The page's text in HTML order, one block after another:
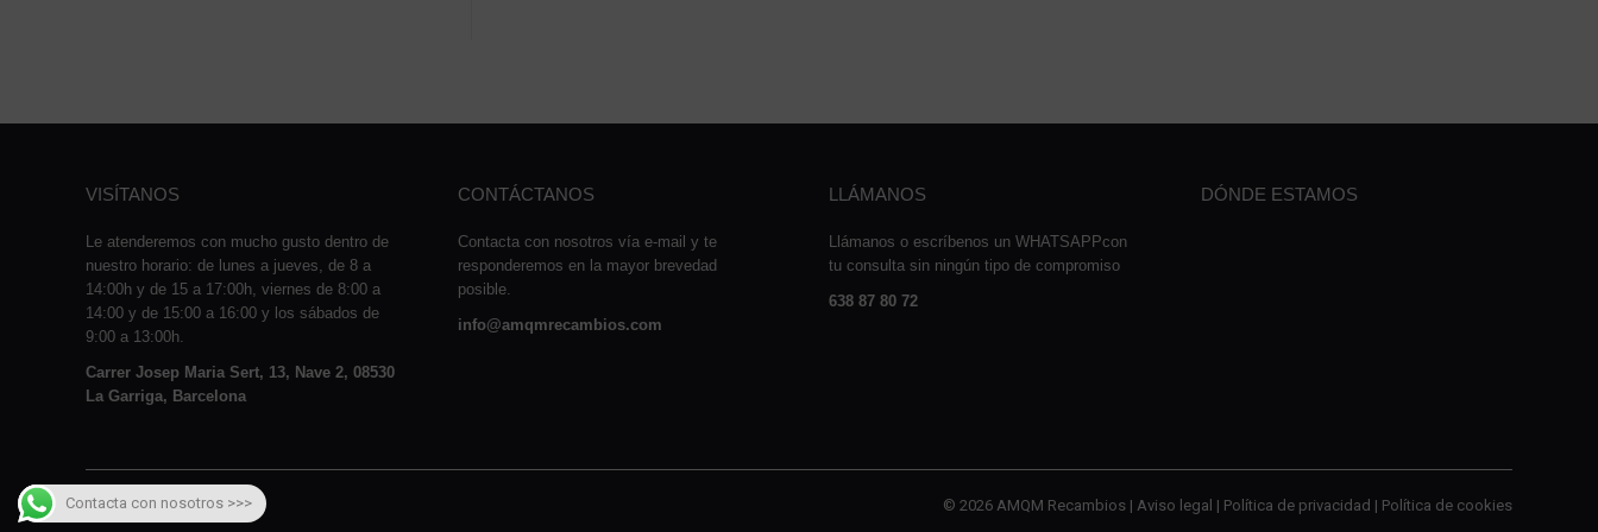
VISÍTANOS
Le atenderemos con mucho gusto dentro de
nuestro horario: de lunes a jueves, de 8 a
14:00h y de 15 a 17:00h, viernes de 8:00 a
14:00 y de 15:00 a 16:00 y los sábados de
9:00 a 13:00h.
Carrer Josep Maria Sert, 13, Nave 2, 08530
La Garriga, Barcelona
CONTÁCTANOS
Contacta con nosotros vía e-mail y te
responderemos en la mayor brevedad
posible.
info@amqmrecambios.com
LLÁMANOS
Llámanos o escríbenos un WHATSAPPcon
tu consulta sin ningún tipo de compromiso
638 87 80 72
DÓNDE ESTAMOS
© 2026 AMQM Recambios | Aviso legal | Política de privacidad | Política de cookies
Contacta con nosotros >>>